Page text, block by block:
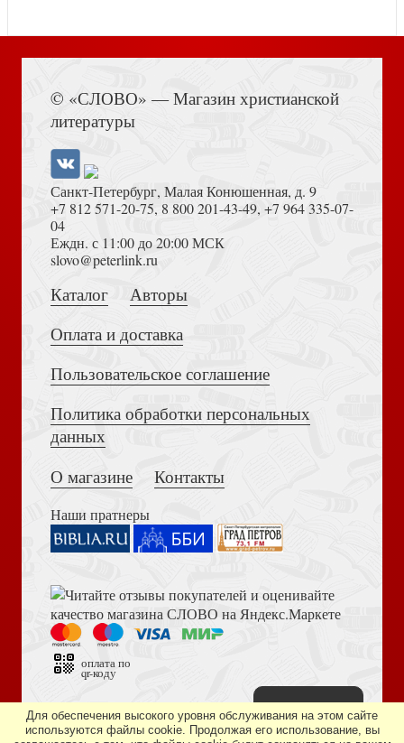
Небесная лестница
Ненавидимы напрасно. Неверояная история гонений на
христиан сквозь призму столетий
Третьего не дано. (Свет на Востоке)
Толкование на Апокалипсис (Тихоний Африканский)
Достоевский Ф.М. Сила и правда России (2024)
е изд., перераб., и доп., синий бумвинил)
© «СЛОВО» — Магазин христианской
литературы
Санкт-Петербург, Малая Конюшенная, д. 9
+7 812 571-20-75, 8 800 201-43-49, +7 964 335-07-
04
Еждн. с 11:00 до 20:00 МСК
slovo@peterlink.ru
Каталог
Авторы
Оплата и доставка
Пользовательское соглашение
Политика обработки персональных
данных
О магазине
Контакты
Наши пратнеры
оплата по
qr-коду
Дизайн сайта —студия «Артминистри»
Для обеспечения высокого уровня обслуживания на этом сайте
используются файлы cookie. Продолжая его использование, вы